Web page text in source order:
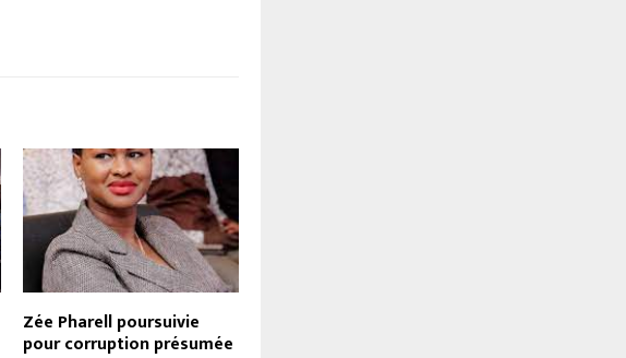
Zée Pharell poursuivie
pour corruption présumée